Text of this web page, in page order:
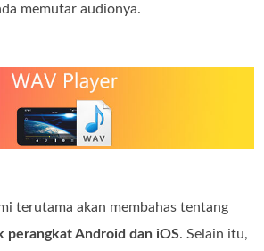
memutar audionya.
terutama akan membahas tentang
perangkat Android dan iOS. Selain itu,